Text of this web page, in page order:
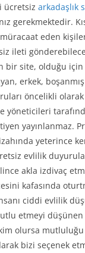
ücretsiz arkadaşlık
gerekmektedir.
eden
ileti
bir site, olduğu
erkek,
öncelikli olarak
yöneticileri
yayınlanmaz.
yeterince
evlilik
akla izdivaç
kafasında
ciddi evlilik
etmeyi
olursa
bizi seçenek